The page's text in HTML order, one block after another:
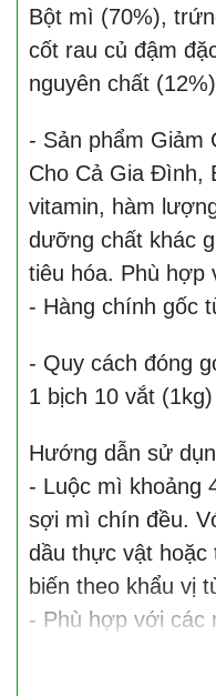
Bột mì (70%),
cốt rau củ đậm
nguyên chất
- Sản phẩm Giảm
Cho Cả Gia Đình,
vitamin, hàm
dưỡng chất khác
tiêu hóa. Phù hợp
- Hàng chính gốc
- Quy cách đóng
1 bịch 10 vắt (1kg)
Hướng dẫn sử
- Luộc mì khoảng
sợi mì chín đều.
dầu thực vật hoặc
biến theo khẩu vị
- Phù hợp với các